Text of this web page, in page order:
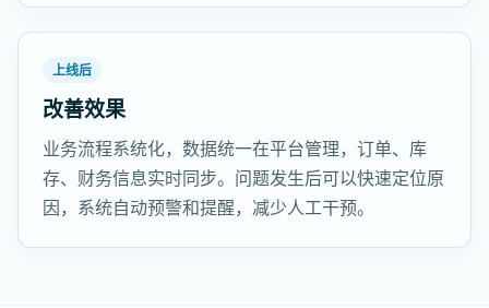
上线后
改善效果
业务流程系统化，数据统一在平台管理，订单、库
存、财务信息实时同步。问题发生后可以快速定位原
因，系统自动预警和提醒，减少人工干预。